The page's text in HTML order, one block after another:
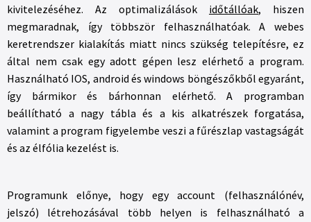
kivitelezéséhez. Az optimalizálások időtállóak, hiszen
megmaradnak, így többször felhasználhatóak. A webes
keretrendszer kialakítás miatt nincs szükség telepítésre, ez
által nem csak egy adott gépen lesz elérhető a program.
Használható IOS, android és windows böngészőkből egyaránt,
így bármikor és bárhonnan elérhető. A programban
beállítható a nagy tábla és a kis alkatrészek forgatása,
valamint a program figyelembe veszi a fűrészlap vastagságát
és az élfólia kezelést is.
Programunk előnye, hogy egy account (felhasználónév,
jelszó) létrehozásával több helyen is felhasználható a